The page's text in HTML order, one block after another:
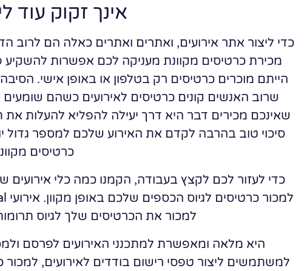
אינך זקוק עוד
כדי ליצור אתר אירועים, ואתרים ואתרים כאלה הם לרוב
מכירת כרטיסים מקוונת מעניקה לכם אפשרות
הייתם מוכרים כרטיסים רק בטלפון או באופן אישי.
שרוב האנשים קונים כרטיסים לאירועים כשהם
שאינכם מכירים דבר היא דרך יעילה להפליא להעלות
סיכוי טוב בהרבה לקדם את האירוע שלכם למספר
כרטיסים
למכור את הכרטיסים שלך לגיוס
היא מלאה ומאפשרת למתכנני האירועים לפרסם
למשתמשים ליצור טפסי רישום בודדים לאירועים, למכור